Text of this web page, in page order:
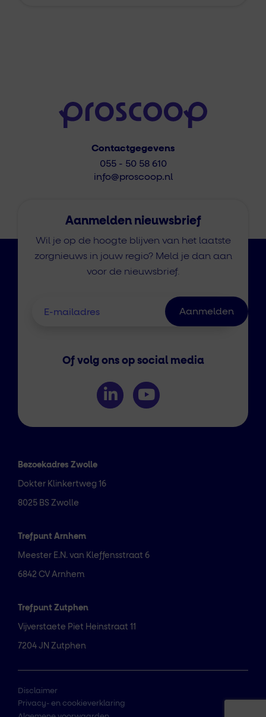
Contactgegevens
055 - 50 58 610
info@proscoop.nl
Bezoekadres Zwolle
Dokter Klinkertweg 16
8025 BS Zwolle
Trefpunt Arnhem
Meester E.N. van Kleffensstraat 6
6842 CV Arnhem
Trefpunt Zutphen
Vijverstaete Piet Heinstraat 11
7204 JN Zutphen
Disclaimer
Privacy- en cookieverklaring
Aanmelden nieuwsbrief
Wil je op de hoogte blijven van het laatste
zorgnieuws in jouw regio? Meld je dan aan
voor de nieuwsbrief.
Of volg ons op social media